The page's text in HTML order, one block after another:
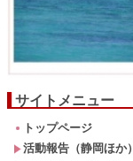
サイトメニュー
トップページ
活動報告（静岡ほか）